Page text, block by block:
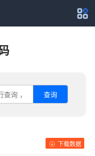
查询
下载数据